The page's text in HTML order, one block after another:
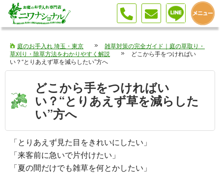
庭のお手入れ 埼玉・東京
雑草対策の完全ガイド｜庭の草取り・
草刈り・除草方法をわかりやすく解説
どこから手をつければい
い？“とりあえず草を減らしたい”方へ
どこから手をつければい
い？“とりあえず草を減らした
い”方へ
「とりあえず見た目をきれいにしたい」
「来客前に急いで片付けたい」
「夏の間だけでも雑草を何とかしたい」